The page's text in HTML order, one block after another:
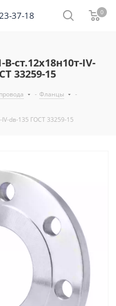
37-18 0
ст.12х18н10т-IV-
33259-15
- Фланцы
-
dв-135 ГОСТ 33259-15